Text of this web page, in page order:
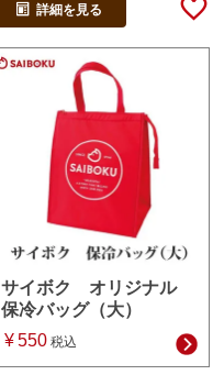
詳細を見る
サイボク オリジナル
保冷バッグ（大）
¥550 税込